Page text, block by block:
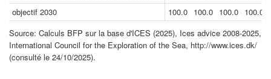
objectif 2030
100.0 100.0 100.0 100.0
Source: Calculs BFP sur la base d'ICES (2025), Ices advice 2008-2025,
International Council for the Exploration of the Sea, http://www.ices.dk/
(consulté le 24/10/2025).